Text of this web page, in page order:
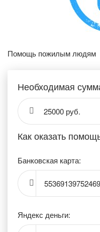
Помощь пожилым людям
Необходимая
25000 руб.
Как оказать
Банковская карта:
Яндекс деньги: